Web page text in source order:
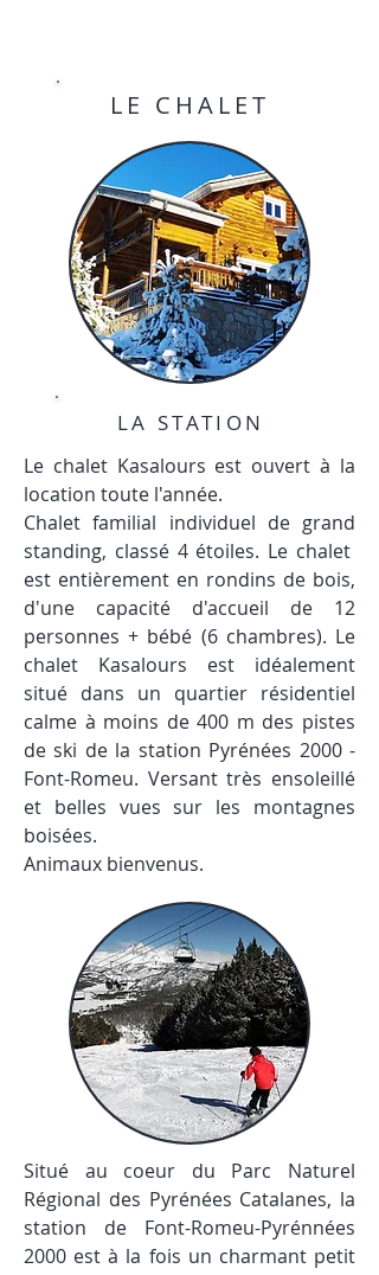
LE CHALET
LA STATION
Le chalet Kasalours est ouvert à la
location toute l'année.
Chalet familial individuel de grand
standing, classé 4 étoiles. Le chalet
est entièrement en rondins de bois,
d'une capacité d'accueil de 12
personnes + bébé (6 chambres). Le
chalet Kasalours est idéalement
situé dans un quartier résidentiel
calme à moins de 400 m des pistes
de ski de la station Pyrénées 2000 -
Font-Romeu. Versant très ensoleillé
et belles vues sur les montagnes
boisées.
Animaux bienvenus.
Situé au coeur du Parc Naturel
Régional des Pyrénées Catalanes, la
station de Font-Romeu-Pyrénnées
2000 est à la fois un charmant petit